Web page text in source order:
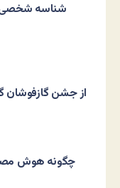
شناسه شخصی
از جشن گازفوشان
چگونه هوش